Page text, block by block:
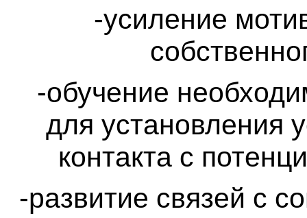
-усиление
-обучение
для установления
контакта с
-развитие связей с